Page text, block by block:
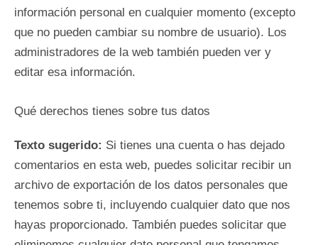
información personal en cualquier momento (excepto
que no pueden cambiar su nombre de usuario). Los
administradores de la web también pueden ver y
editar esa información.
Qué derechos tienes sobre tus datos
Texto sugerido: Si tienes una cuenta o has dejado
comentarios en esta web, puedes solicitar recibir un
archivo de exportación de los datos personales que
tenemos sobre ti, incluyendo cualquier dato que nos
hayas proporcionado. También puedes solicitar que